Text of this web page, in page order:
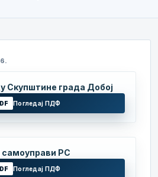
Скупштине града Добој
Погледај ПДФ
самоуправи РС
Погледај ПДФ